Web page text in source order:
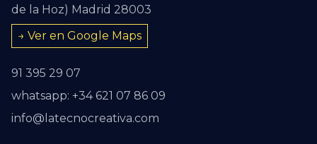
de la Hoz) Madrid 28003
→ Ver en Google Maps
91 395 29 07
whatsapp: +34 621 07 86 09
info@latecnocreativa.com